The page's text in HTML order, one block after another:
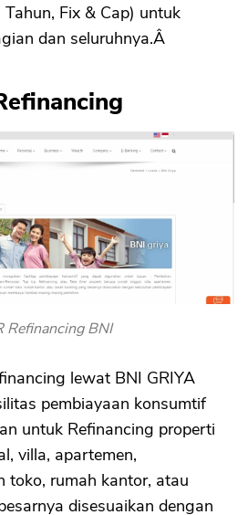
Fix & Cap) untuk
dan seluruhnya.Â
Refinancing BNI
lewat BNI GRIYA
pembiayaan konsumtif
untuk Refinancing properti
villa, apartemen,
toko, rumah kantor, atau
disesuaikan dengan